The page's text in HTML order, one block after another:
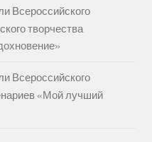
Всероссийского
творчества
Всероссийского
«Мой лучший